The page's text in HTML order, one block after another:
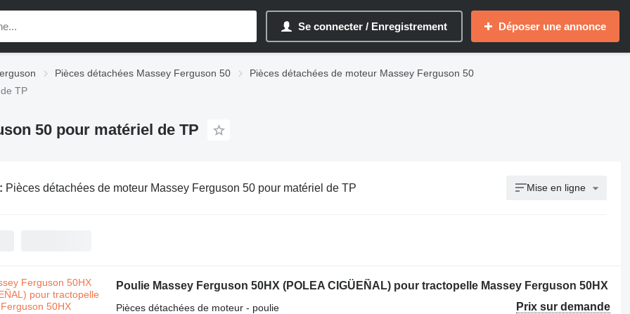
Se connecter / Enregistrement Déposer une annonce
Pièces détachées Massey Ferguson 50
Pièces détachées de moteur Massey Ferguson 50
TP
50 pour matériel de TP
Pièces détachées de moteur Massey Ferguson 50 pour matériel de TP Mise en ligne
Poulie Massey Ferguson 50HX (POLEA CIGÜEÑAL) pour tractopelle Massey Ferguson 50HX
Prix sur demande
Pièces détachées de moteur - poulie